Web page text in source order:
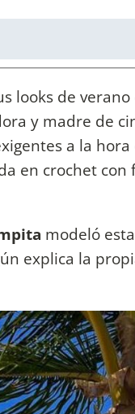
looks de
y madre de
a la
en crochet con
modeló
explica la